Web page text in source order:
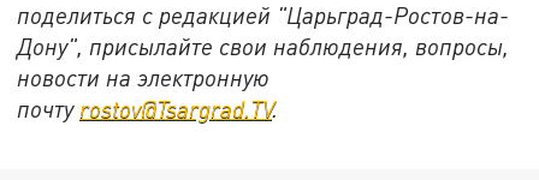
поделиться с редакцией "Царьград-Ростов-на-
Дону", присылайте свои наблюдения, вопросы,
новости на электронную
почту rostov@Tsargrad.ТV.